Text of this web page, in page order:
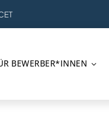
BEWERBER*INNEN